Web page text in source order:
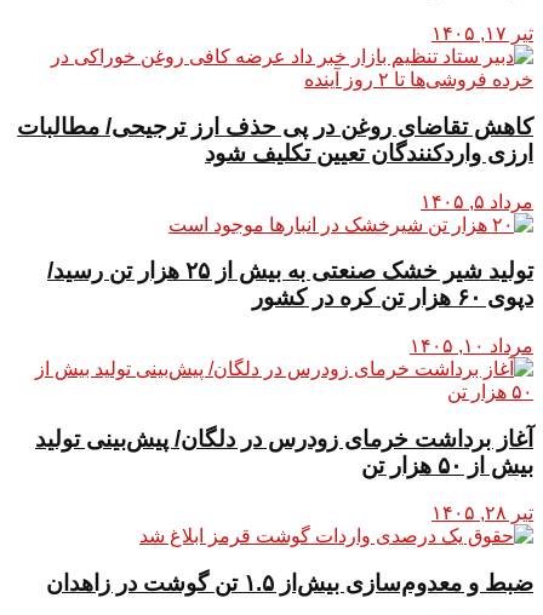
تیر ۱۷, ۱۴۰۵
کاهش تقاضای روغن در پی حذف ارز ترجیحی/ مطالبات
ارزی واردکنندگان تعیین تکلیف شود
مرداد ۵, ۱۴۰۵
تولید شیر خشک صنعتی به بیش از ۲۵ هزار تن رسید/
دپوی ۶۰ هزار تن کره در کشور
مرداد ۱۰, ۱۴۰۵
آغاز برداشت خرمای زودرس در دلگان/ پیش‌بینی تولید
بیش از ۵۰ هزار تن
تیر ۲۸, ۱۴۰۵
ضبط و معدوم‌سازی بیش‌از ۱.۵ تن گوشت در زاهدان